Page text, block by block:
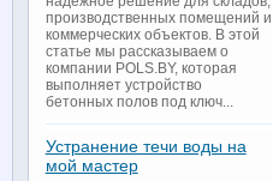
производственных помещений и
коммерческих объектов. В этой
статье мы рассказываем о
компании POLS.BY, которая
выполняет устройство
бетонных полов под ключ...
Устранение течи воды на
мой мастер